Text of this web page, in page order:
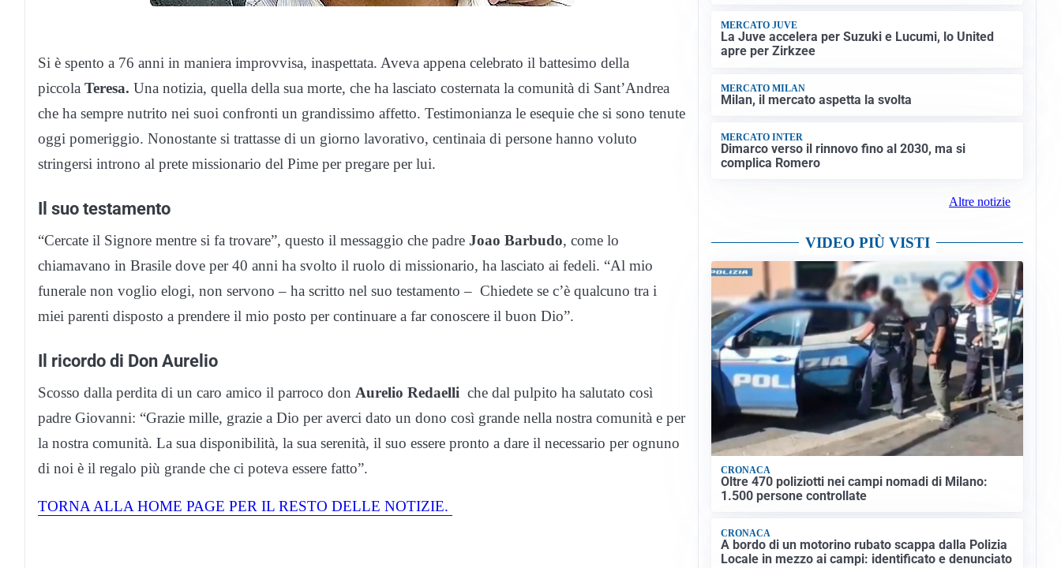
Si è spento a 76 anni in maniera improvvisa, inaspettata. Aveva appena celebrato il battesimo della
piccola Teresa. Una notizia, quella della sua morte, che ha lasciato costernata la comunità di Sant’Andrea
che ha sempre nutrito nei suoi confronti un grandissimo affetto. Testimonianza le esequie che si sono tenute
oggi pomeriggio. Nonostante si trattasse di un giorno lavorativo, centinaia di persone hanno voluto
stringersi introno al prete missionario del Pime per pregare per lui.
Il suo testamento
“Cercate il Signore mentre si fa trovare”, questo il messaggio che padre Joao Barbudo, come lo
chiamavano in Brasile dove per 40 anni ha svolto il ruolo di missionario, ha lasciato ai fedeli. “Al mio
funerale non voglio elogi, non servono – ha scritto nel suo testamento – Chiedete se c’è qualcuno tra i
miei parenti disposto a prendere il mio posto per continuare a far conoscere il buon Dio”.
Il ricordo di Don Aurelio
Scosso dalla perdita di un caro amico il parroco don Aurelio Redaelli che dal pulpito ha salutato così
padre Giovanni: “Grazie mille, grazie a Dio per averci dato un dono così grande nella nostra comunità e per
la nostra comunità. La sua disponibilità, la sua serenità, il suo essere pronto a dare il necessario per ognuno
di noi è il regalo più grande che ci poteva essere fatto”.
TORNA ALLA HOME PAGE PER IL RESTO DELLE NOTIZIE.
MERCATO JUVE
La Juve accelera per Suzuki e Lucumi, lo United
apre per Zirkzee
MERCATO MILAN
Milan, il mercato aspetta la svolta
MERCATO INTER
Dimarco verso il rinnovo fino al 2030, ma si
complica Romero
Altre notizie
VIDEO PIÙ VISTI
CRONACA
Oltre 470 poliziotti nei campi nomadi di Milano:
1.500 persone controllate
CRONACA
A bordo di un motorino rubato scappa dalla Polizia
Locale in mezzo ai campi: identificato e denunciato